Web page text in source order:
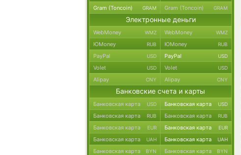
Gram (Toncoin) GRAM Gram (Toncoin) GRAM
Электронные деньги
WebMoney WMZ WebMoney WMZ
ЮMoney RUB ЮMoney RUB
PayPal USD PayPal USD
Volet USD Volet USD
Alipay CNY Alipay CNY
Банковские счета и карты
Банковская карта USD Банковская карта USD
Банковская карта RUB Банковская карта RUB
Банковская карта EUR Банковская карта EUR
Банковская карта UAH Банковская карта UAH
Банковская карта BYN Банковская карта BYN